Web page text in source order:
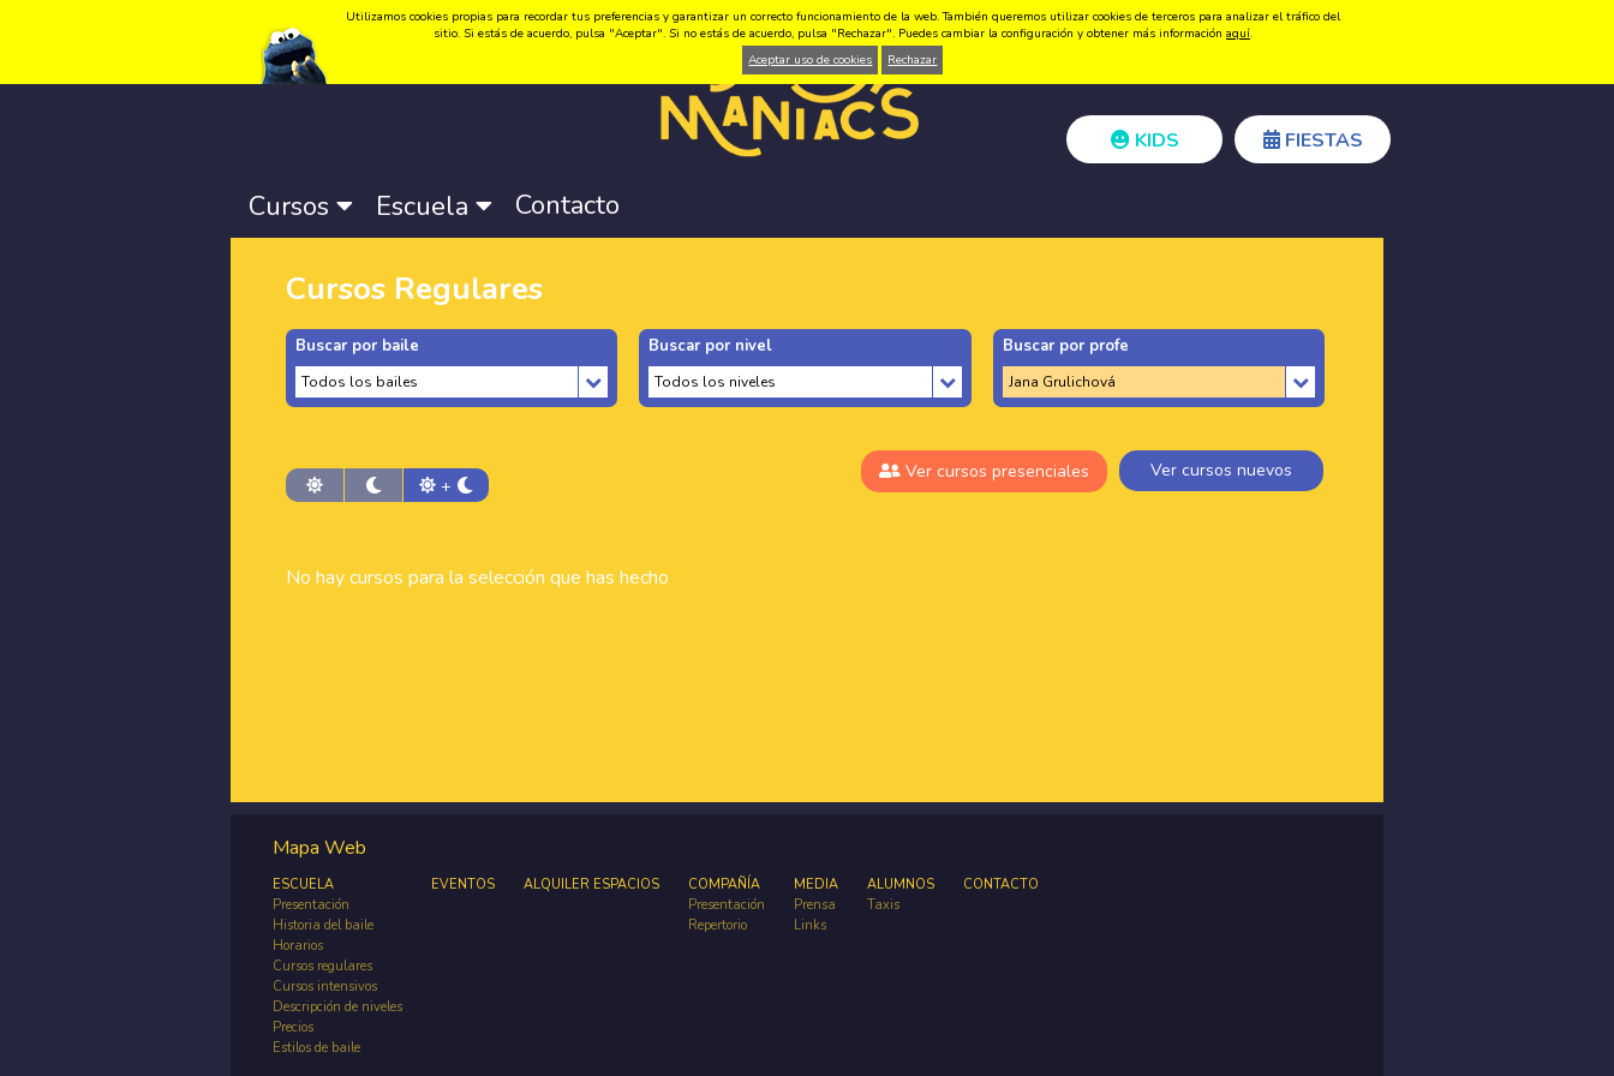
Idioma:Català -Castellano-English Registrarse Acceder
KIDS FIESTAS
Cursos Escuela Contacto
Cursos Regulares
Buscar por baile Buscar por nivel Buscar por profe
Ver cursos presenciales Ver cursos nuevos
+
No hay cursos para la selección que has hecho
Mapa Web
ESCUELA
Presentación
Historia del baile
Horarios
Cursos regulares
Cursos intensivos
Descripción de niveles
Precios
Estilos de baile
EVENTOS ALQUILER ESPACIOS
COMPAÑÍA
Presentación
Repertorio
MEDIA
Prensa
Links
ALUMNOS
Taxis
CONTACTO
Utilizamos cookies propias para recordar tus preferencias y garantizar un correcto funcionamiento de la web. También queremos utilizar cookies de terceros para analizar el tráfico del
sitio. Si estás de acuerdo, pulsa "Aceptar". Si no estás de acuerdo, pulsa "Rechazar". Puedes cambiar la configuración y obtener más información aquí.
Aceptar uso de cookies
Rechazar